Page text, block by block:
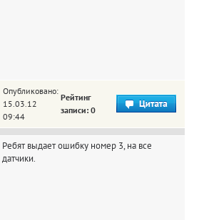
Опубликовано:
15.03.12
09:44
Рейтинг
записи: 0
Ребят выдает ошибку номер 3, на все
датчики.